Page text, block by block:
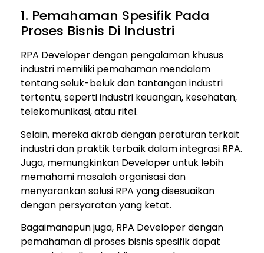
1. Pemahaman Spesifik Pada
Proses Bisnis Di Industri
RPA Developer dengan pengalaman khusus
industri memiliki pemahaman mendalam
tentang seluk-beluk dan tantangan industri
tertentu, seperti industri keuangan, kesehatan,
telekomunikasi, atau ritel.
Selain, mereka akrab dengan peraturan terkait
industri dan praktik terbaik dalam integrasi RPA.
Juga, memungkinkan Developer untuk lebih
memahami masalah organisasi dan
menyarankan solusi RPA yang disesuaikan
dengan persyaratan yang ketat.
Bagaimanapun juga, RPA Developer dengan
pemahaman di proses bisnis spesifik dapat